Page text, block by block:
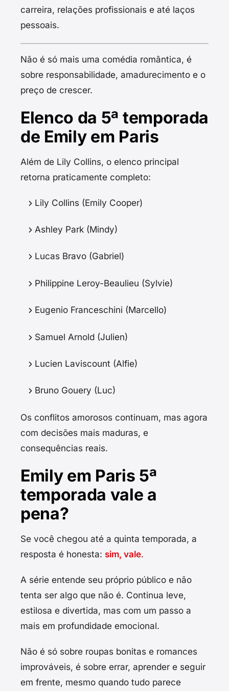
carreira, relações profissionais e até laços
pessoais.
Não é só mais uma comédia romântica, é
sobre responsabilidade, amadurecimento e o
preço de crescer.
Elenco da 5ª temporada
de Emily em Paris
Além de Lily Collins, o elenco principal
retorna praticamente completo:
Lily Collins (Emily Cooper)
Ashley Park (Mindy)
Lucas Bravo (Gabriel)
Philippine Leroy-Beaulieu (Sylvie)
Eugenio Franceschini (Marcello)
Samuel Arnold (Julien)
Lucien Laviscount (Alfie)
Bruno Gouery (Luc)
Os conflitos amorosos continuam, mas agora
com decisões mais maduras, e
consequências reais.
Emily em Paris 5ª
temporada vale a
pena?
Se você chegou até a quinta temporada, a
resposta é honesta: sim, vale.
A série entende seu próprio público e não
tenta ser algo que não é. Continua leve,
estilosa e divertida, mas com um passo a
mais em profundidade emocional.
Não é só sobre roupas bonitas e romances
improváveis, é sobre errar, aprender e seguir
em frente, mesmo quando tudo parece